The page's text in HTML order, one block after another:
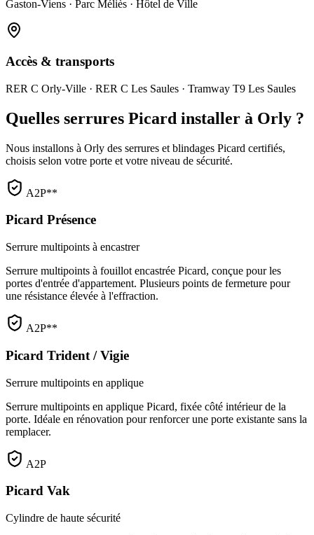
Gaston-Viens · Parc Méliès · Hôtel de Ville
Accès & transports
RER C Orly-Ville · RER C Les Saules · Tramway T9 Les Saules
Quelles serrures Picard installer à Orly ?
Nous installons à Orly des serrures et blindages Picard certifiés,
choisis selon votre porte et votre niveau de sécurité.
A2P**
Picard Présence
Serrure multipoints à encastrer
Serrure multipoints à fouillot encastrée Picard, conçue pour les
portes d'entrée d'appartement. Plusieurs points de fermeture pour
une résistance élevée à l'effraction.
A2P**
Picard Trident / Vigie
Serrure multipoints en applique
Serrure multipoints en applique Picard, fixée côté intérieur de la
porte. Idéale en rénovation pour renforcer une porte existante sans la
remplacer.
A2P
Picard Vak
Cylindre de haute sécurité